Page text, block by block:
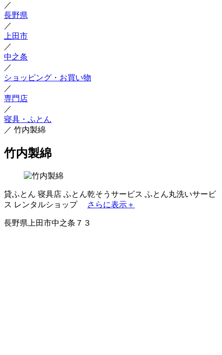
／
長野県
／
上田市
／
中之条
／
ショッピング・お買い物
／
専門店
／
寝具・ふとん
／ 竹内製綿
竹内製綿
貸ふとん 寝具店 ふとん乾そうサービス ふとん丸洗いサービ
ス レンタルショップ さらに表示＋
長野県上田市中之条７３